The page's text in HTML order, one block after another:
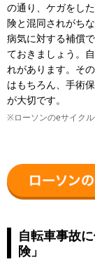
の通り、ケガをし
険と混同されがち
病気に対する補償
ておきましょう。
れがあります。そ
はもちろん、手術
が大切です。
※ローソンのeサイクル
自転車事故
険」